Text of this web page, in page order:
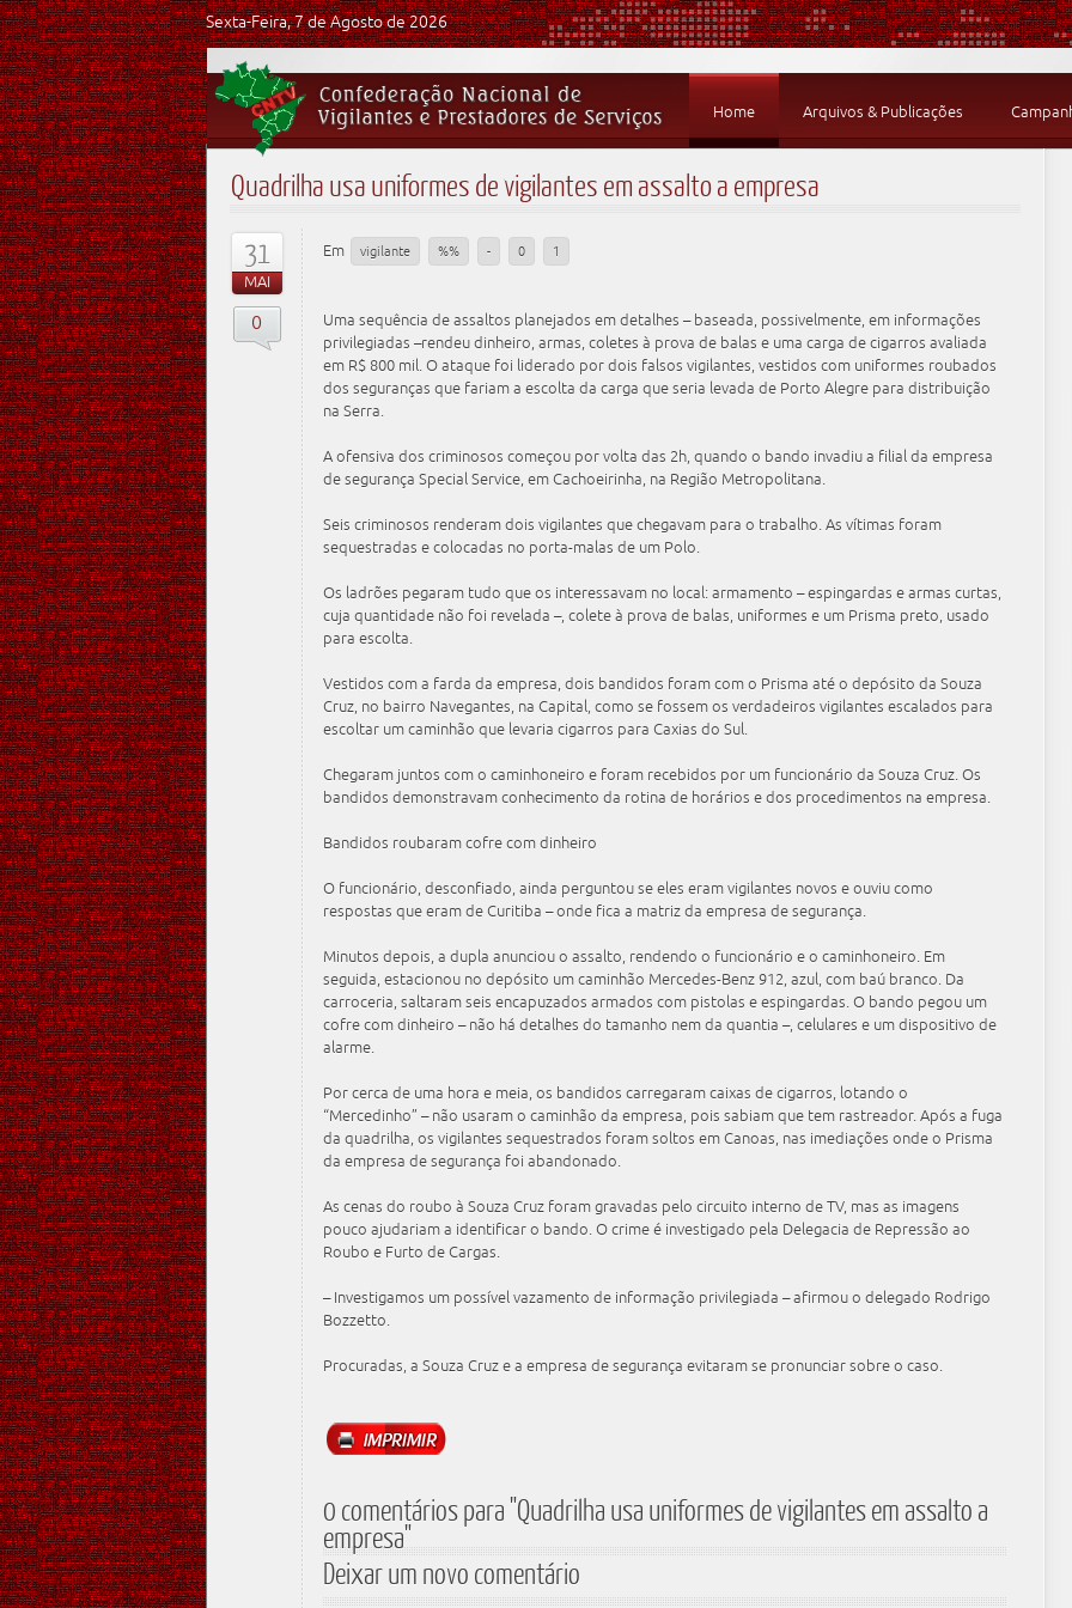
Sexta-Feira, 7 de Agosto de 2026
Home Arquivos & Publicações
Quadrilha usa uniformes de vigilantes em assalto a empresa
31
MAI
0
Em vigilante %% - 0 1
Uma sequência de assaltos planejados em detalhes – baseada, possivelmente, em informações
privilegiadas –rendeu dinheiro, armas, coletes à prova de balas e uma carga de cigarros avaliada
em R$ 800 mil. O ataque foi liderado por dois falsos vigilantes, vestidos com uniformes roubados
dos seguranças que fariam a escolta da carga que seria levada de Porto Alegre para distribuição
na Serra.
A ofensiva dos criminosos começou por volta das 2h, quando o bando invadiu a filial da empresa
de segurança Special Service, em Cachoeirinha, na Região Metropolitana.
Seis criminosos renderam dois vigilantes que chegavam para o trabalho. As vítimas foram
sequestradas e colocadas no porta-malas de um Polo.
Os ladrões pegaram tudo que os interessavam no local: armamento – espingardas e armas curtas,
cuja quantidade não foi revelada –, colete à prova de balas, uniformes e um Prisma preto, usado
para escolta.
Vestidos com a farda da empresa, dois bandidos foram com o Prisma até o depósito da Souza
Cruz, no bairro Navegantes, na Capital, como se fossem os verdadeiros vigilantes escalados para
escoltar um caminhão que levaria cigarros para Caxias do Sul.
Chegaram juntos com o caminhoneiro e foram recebidos por um funcionário da Souza Cruz. Os
bandidos demonstravam conhecimento da rotina de horários e dos procedimentos na empresa.
Bandidos roubaram cofre com dinheiro
O funcionário, desconfiado, ainda perguntou se eles eram vigilantes novos e ouviu como
respostas que eram de Curitiba – onde fica a matriz da empresa de segurança.
Minutos depois, a dupla anunciou o assalto, rendendo o funcionário e o caminhoneiro. Em
seguida, estacionou no depósito um caminhão Mercedes-Benz 912, azul, com baú branco. Da
carroceria, saltaram seis encapuzados armados com pistolas e espingardas. O bando pegou um
cofre com dinheiro – não há detalhes do tamanho nem da quantia –, celulares e um dispositivo de
alarme.
Por cerca de uma hora e meia, os bandidos carregaram caixas de cigarros, lotando o
“Mercedinho” – não usaram o caminhão da empresa, pois sabiam que tem rastreador. Após a fuga
da quadrilha, os vigilantes sequestrados foram soltos em Canoas, nas imediações onde o Prisma
da empresa de segurança foi abandonado.
As cenas do roubo à Souza Cruz foram gravadas pelo circuito interno de TV, mas as imagens
pouco ajudariam a identificar o bando. O crime é investigado pela Delegacia de Repressão ao
Roubo e Furto de Cargas.
– Investigamos um possível vazamento de informação privilegiada – afirmou o delegado Rodrigo
Bozzetto.
Procuradas, a Souza Cruz e a empresa de segurança evitaram se pronunciar sobre o caso.
0 comentários para "Quadrilha usa uniformes de vigilantes em assalto a
empresa"
Deixar um novo comentário